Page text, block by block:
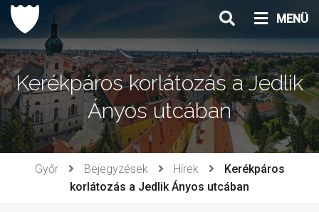
Ugrás
tartalomhoz
MENÜ
Kerékpáros korlátozás a Jedlik
Ányos utcában
Győr Bejegyzések Hírek
Kerékpáros
korlátozás a Jedlik Ányos utcában